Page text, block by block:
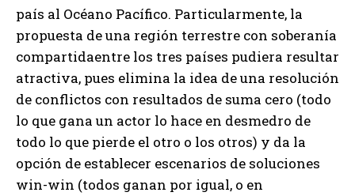
país al Océano Pacífico. Particularmente, la
propuesta de una región terrestre con soberanía
compartidaentre los tres países pudiera resultar
atractiva, pues elimina la idea de una resolución
de conflictos con resultados de suma cero (todo
lo que gana un actor lo hace en desmedro de
todo lo que pierde el otro o los otros) y da la
opción de establecer escenarios de soluciones
win-win (todos ganan por igual, o en